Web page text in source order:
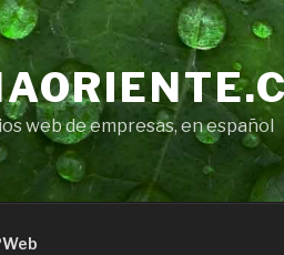
web de empresas, en español